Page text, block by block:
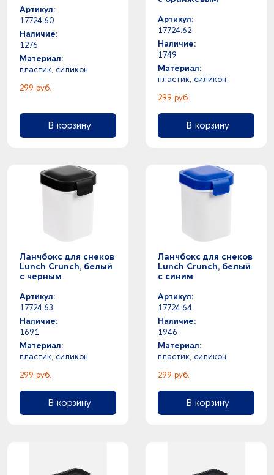
Артикул:
17724.60
Наличие:
1276
Материал:
пластик, силикон
299 руб.
В корзину
Артикул:
17724.62
Наличие:
1749
Материал:
пластик, силикон
299 руб.
В корзину
Ланчбокс для снеков
Lunch Crunch, белый
с черным
Артикул:
17724.63
Наличие:
1691
Материал:
пластик, силикон
299 руб.
В корзину
Ланчбокс для снеков
Lunch Crunch, белый
с синим
Артикул:
17724.64
Наличие:
1946
Материал:
пластик, силикон
299 руб.
В корзину